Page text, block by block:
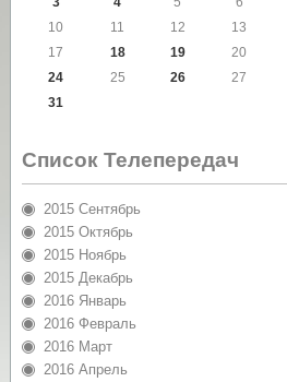
10
11 12 13
17
18 19 20
24
25 26 27
31
Список Телепередач
2015 Сентябрь
2015 Октябрь
2015 Ноябрь
2015 Декабрь
2016 Январь
2016 Февраль
2016 Март
2016 Апрель